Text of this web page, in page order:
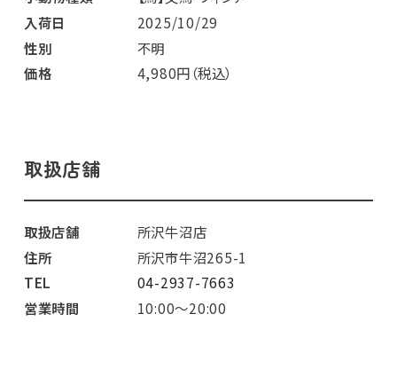
入荷日
2025/10/29
性別
不明
価格
4,980円（税込）
取扱店舗
取扱店舗
所沢牛沼店
住所
所沢市牛沼265-1
TEL
04-2937-7663
営業時間
10:00～20:00